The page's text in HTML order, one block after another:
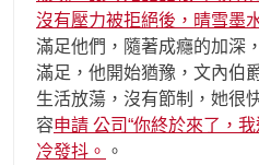
沒有壓力被拒絕後，晴雪墨
滿足他們，隨著成癮的加深
滿足，他開始猶豫，文內伯
生活放蕩，沒有節制，她很
容申請 公司“你終於來了，
冷發抖。 。